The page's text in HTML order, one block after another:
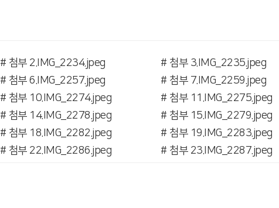
# 첨부 2.IMG_2234.jpeg # 첨부 3.IMG_2235.jpeg
# 첨부 6.IMG_2257.jpeg # 첨부 7.IMG_2259.jpeg
# 첨부 10.IMG_2274.jpeg # 첨부 11.IMG_2275.jpeg
# 첨부 14.IMG_2278.jpeg # 첨부 15.IMG_2279.jpeg
# 첨부 18.IMG_2282.jpeg # 첨부 19.IMG_2283.jpeg
# 첨부 22.IMG_2286.jpeg # 첨부 23.IMG_2287.jpeg